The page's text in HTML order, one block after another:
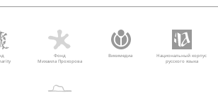
Фонд
Михаила Прохорова
Викимедиа
Национальный корпус
русского языка